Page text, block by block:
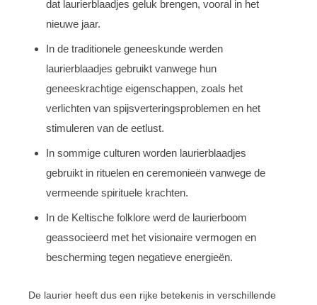
dat laurierblaadjes geluk brengen, vooral in het
nieuwe jaar.
In de traditionele geneeskunde werden
laurierblaadjes gebruikt vanwege hun
geneeskrachtige eigenschappen, zoals het
verlichten van spijsverteringsproblemen en het
stimuleren van de eetlust.
In sommige culturen worden laurierblaadjes
gebruikt in rituelen en ceremonieën vanwege de
vermeende spirituele krachten.
In de Keltische folklore werd de laurierboom
geassocieerd met het visionaire vermogen en
bescherming tegen negatieve energieën.
De laurier heeft dus een rijke betekenis in verschillende